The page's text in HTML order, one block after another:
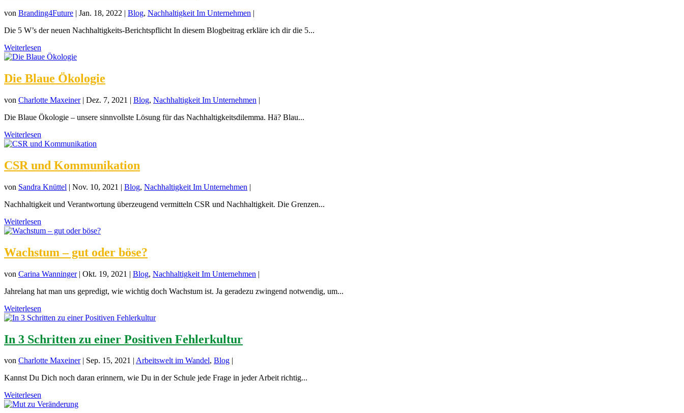
von Branding4Future | Jan. 18, 2022 | Blog, Nachhaltigkeit Im Unternehmen |
Die 5 W’s der neuen Nachhaltigkeits-Berichtspflicht In diesem Blogbeitrag erkläre ich dir die 5...
Weiterlesen
Die Blaue Ökologie
von Charlotte Maxeiner| Dez. 7, 2021 | Blog, Nachhaltigkeit Im Unternehmen |
Die Blaue Ökologie – unsere sinnvollste Lösung für das Nachhaltigkeitsdilemma. Hä? Blau...
Weiterlesen
CSR und Kommunikation
von Sandra Knüttel | Nov. 10, 2021 | Blog, Nachhaltigkeit Im Unternehmen |
Nachhaltigkeit und Verantwortung überzeugend vermitteln CSR und Nachhaltigkeit. Die Grenzen...
Weiterlesen
Wachstum – gut oder böse?
von Carina Wanninger| Okt. 19, 2021 | Blog, Nachhaltigkeit Im Unternehmen |
Jahrelang hat man uns gepredigt, wie wichtig doch Wachstum ist. Ja geradezu zwingend notwendig, um...
Weiterlesen
In 3 Schritten zu einer Positiven Fehlerkultur
von Charlotte Maxeiner| Sep. 15, 2021 Arbeitswelt im Wandel, Blog
Kannst Du Dich noch daran erinnern, wie Du in der Schule jede Frage in jeder Arbeit richtig...
Weiterlesen